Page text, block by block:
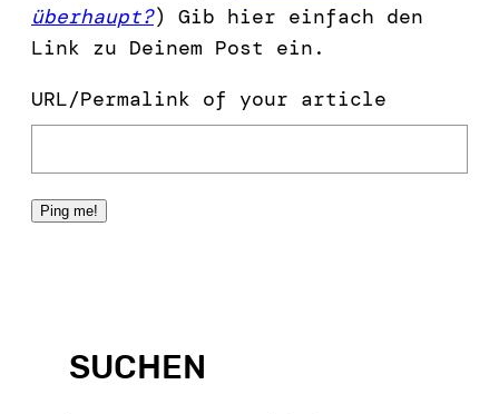
überhaupt?) Gib hier einfach den
Link zu Deinem Post ein.
URL/Permalink of your article
SUCHEN